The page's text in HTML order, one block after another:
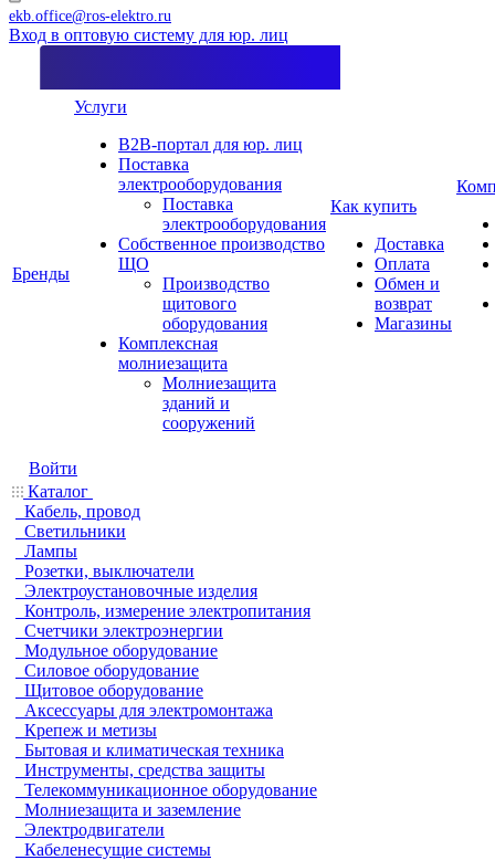
ekb.office@ros-elektro.ru
Вход в оптовую систему для юр. лиц
Бренды
Услуги
B2B-портал для юр. лиц
Поставка
электрооборудования
Поставка
электрооборудования
Собственное производство
ЩО
Производство
щитового
оборудования
Комплексная
молниезащита
Молниезащита
зданий и
сооружений
Как купить
Доставка
Оплата
Обмен и
возврат
Магазины
Войти
Каталог
Кабель, провод
Светильники
Лампы
Розетки, выключатели
Электроустановочные изделия
Контроль, измерение электропитания
Счетчики электроэнергии
Модульное оборудование
Силовое оборудование
Щитовое оборудование
Аксессуары для электромонтажа
Крепеж и метизы
Бытовая и климатическая техника
Инструменты, средства защиты
Телекоммуникационное оборудование
Молниезащита и заземление
Электродвигатели
Кабеленесущие системы